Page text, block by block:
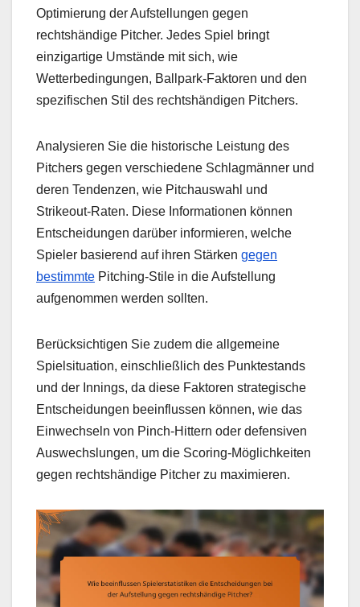
Optimierung der Aufstellungen gegen
rechtshändige Pitcher. Jedes Spiel bringt
einzigartige Umstände mit sich, wie
Wetterbedingungen, Ballpark-Faktoren und den
spezifischen Stil des rechtshändigen Pitchers.
Analysieren Sie die historische Leistung des
Pitchers gegen verschiedene Schlagmänner und
deren Tendenzen, wie Pitchauswahl und
Strikeout-Raten. Diese Informationen können
Entscheidungen darüber informieren, welche
Spieler basierend auf ihren Stärken gegen
bestimmte Pitching-Stile in die Aufstellung
aufgenommen werden sollten.
Berücksichtigen Sie zudem die allgemeine
Spielsituation, einschließlich des Punktestands
und der Innings, da diese Faktoren strategische
Entscheidungen beeinflussen können, wie das
Einwechseln von Pinch-Hittern oder defensiven
Auswechslungen, um die Scoring-Möglichkeiten
gegen rechtshändige Pitcher zu maximieren.